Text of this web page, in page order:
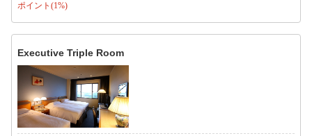
ポイント(1%)
Executive Triple Room